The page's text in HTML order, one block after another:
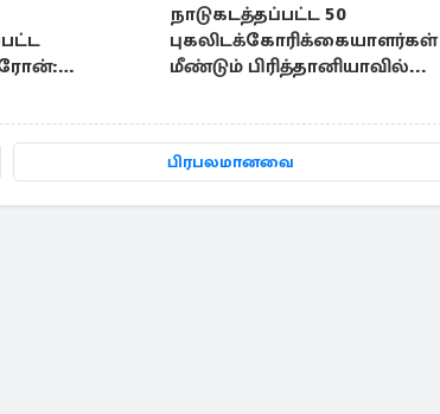
நாடுகடத்தப்பட்ட 50
புகலிடக்கோரிக்கையாளர்கள்
மீண்டும் பிரித்தானியாவில்...
பிரபலமானவை